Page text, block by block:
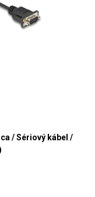
/ Sériový kábel /